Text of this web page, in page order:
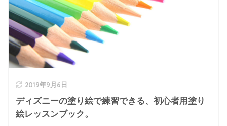
2019年9月6日
ディズニーの塗り絵で練習できる、初心者用塗り
絵レッスンブック。